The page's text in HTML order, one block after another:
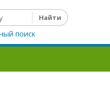
поиск